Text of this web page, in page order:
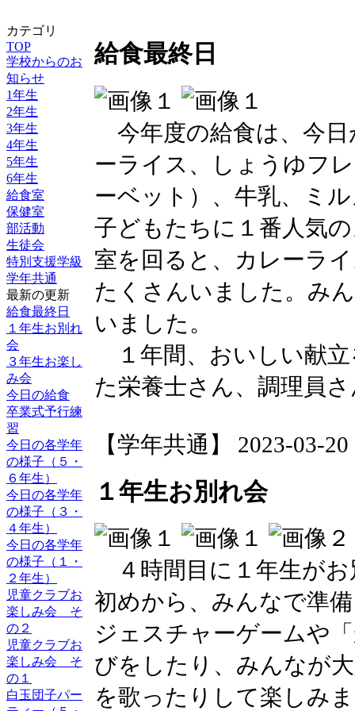
カテゴリ
TOP
学校からのお
知らせ
1年生
2年生
3年生
4年生
5年生
6年生
給食室
保健室
部活動
生徒会
特別支援学級
学年共通
最新の更新
給食最終日
１年生お別れ
会
３年生お楽し
み会
今日の給食
卒業式予行練
習
今日の各学年
の様子（５・
６年生）
今日の各学年
の様子（３・
４年生）
今日の各学年
の様子（１・
２年生）
児童クラブお
楽しみ会 そ
の２
児童クラブお
楽しみ会 そ
の１
白玉団子パー
給食最終日
今年度の給食は、今日
ーライス、しょうゆフ
ーベット）、牛乳、ミ
子どもたちに１番人気
室を回ると、カレーラ
たくさんいました。み
いました。
１年間、おいしい献
た栄養士さん、調理員
【学年共通】 2023-03-
１年生お別れ会
４時間目に１年生が
初めから、みんなで準
ジェスチャーゲームや
びをしたり、みんなが
を歌ったりして楽しみ